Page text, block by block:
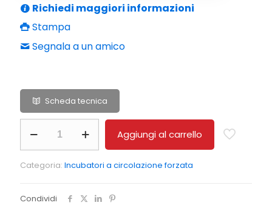
Richiedi maggiori informazioni
Stampa
Segnala a un amico
Scheda tecnica
ICF
120
a
forzata
quantità
Aggiungi al carrello
Categoria: Incubatori a circolazione forzata
Condividi